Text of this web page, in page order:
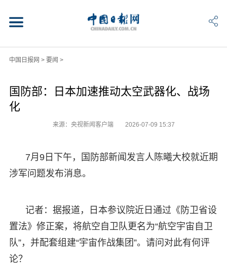
中国日报网 > 要闻 >
国防部：日本加速推动太空武器化、战场
化
来源：央视新闻客户端 2026-07-09 15:37
7月9日下午，国防部新闻发言人陈曦大校就近期
涉军问题发布消息。
记者：据报道，日本参议院近日通过《防卫省设
置法》修正案，将航空自卫队更名为“航空宇宙自卫
队”，并配套组建“宇宙作战集团”。请问对此有何评
论？